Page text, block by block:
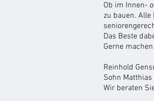
Ob im Innen-
zu bauen.
Das Beste
Gerne
Reinhold
Sohn
Wir beraten